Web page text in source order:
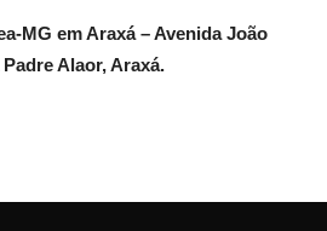
MG em Araxá – Avenida João
Alaor, Araxá.